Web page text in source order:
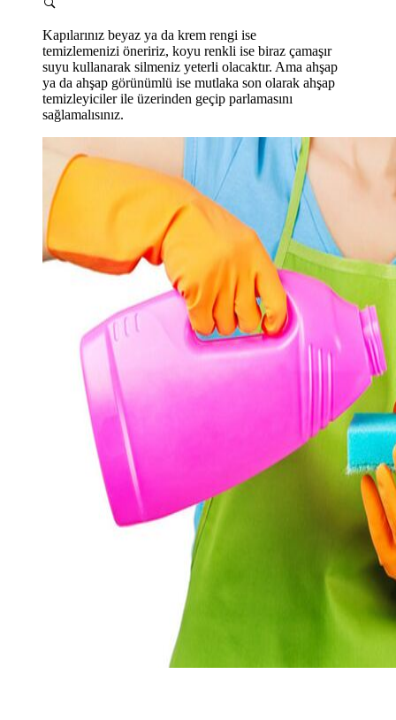
Kapılarınız beyaz ya da krem rengi ise
temizlemenizi öneririz, koyu renkli ise biraz çamaşır
suyu kullanarak silmeniz yeterli olacaktır. Ama ahşap
ya da ahşap görünümlü ise mutlaka son olarak ahşap
temizleyiciler ile üzerinden geçip parlamasını
sağlamalısınız.